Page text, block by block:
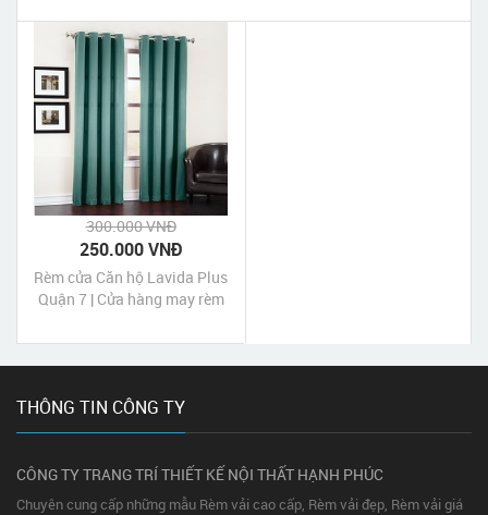
300.000 VNĐ
250.000 VNĐ
Rèm cửa Căn hộ Lavida Plus
Quận 7 | Cửa hàng may rèm
Quận 7 Tp HCM
THÔNG TIN CÔNG TY
CÔNG TY TRANG TRÍ THIẾT KẾ NỘI THẤT HẠNH PHÚC
Chuyên cung cấp những mẫu Rèm vải cao cấp, Rèm vải đẹp, Rèm vải giá